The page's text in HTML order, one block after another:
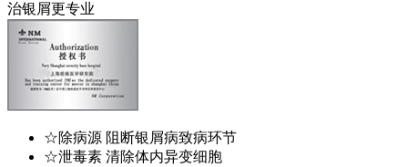
治银屑更专业
☆除病源 阻断银屑病致病环节
☆泄毒素 清除体内异变细胞